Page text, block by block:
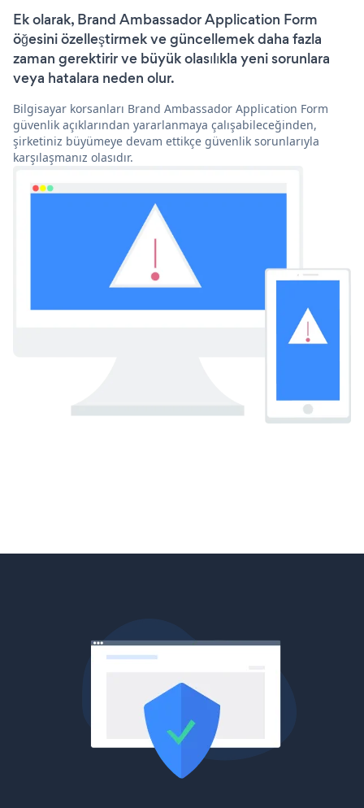
Ek olarak, Brand Ambassador Application Form
öğesini özelleştirmek ve güncellemek daha fazla
zaman gerektirir ve büyük olasılıkla yeni sorunlara
veya hatalara neden olur.
Bilgisayar korsanları Brand Ambassador Application Form
güvenlik açıklarından yararlanmaya çalışabileceğinden,
şirketiniz büyümeye devam ettikçe güvenlik sorunlarıyla
karşılaşmanız olasıdır.